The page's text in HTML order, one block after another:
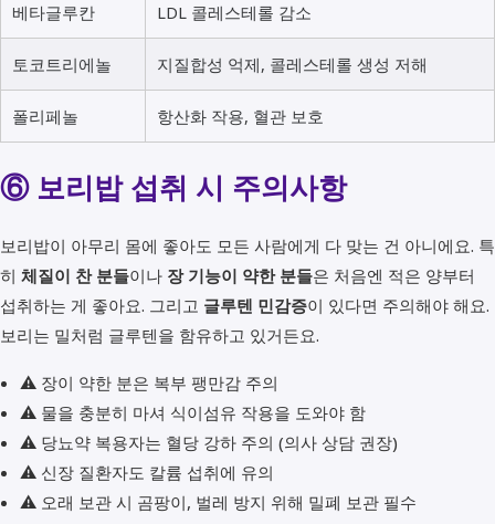
베타글루칸 LDL 콜레스테롤 감소
토코트리에놀 지질합성 억제, 콜레스테롤 생성 저해
폴리페놀 항산화 작용, 혈관 보호
⑥ 보리밥 섭취 시 주의사항
보리밥이 아무리 몸에 좋아도 모든 사람에게 다 맞는 건 아니에요. 특
히 체질이 찬 분들이나 장 기능이 약한 분들은 처음엔 적은 양부터
섭취하는 게 좋아요. 그리고 글루텐 민감증이 있다면 주의해야 해요.
보리는 밀처럼 글루텐을 함유하고 있거든요.
⚠ 장이 약한 분은 복부 팽만감 주의
⚠ 물을 충분히 마셔 식이섬유 작용을 도와야 함
⚠ 당뇨약 복용자는 혈당 강하 주의 (의사 상담 권장)
⚠ 신장 질환자도 칼륨 섭취에 유의
⚠ 오래 보관 시 곰팡이, 벌레 방지 위해 밀폐 보관 필수